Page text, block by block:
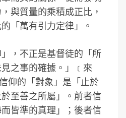
與質量的乘積成正比，
「萬有引力定律」。
，不正是基督徒的「所
之事的確據。」﹝來
仰的「對象」是「止於
至善之所屬」。前者信
皆準的真理」；後者信